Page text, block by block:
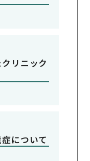
リニック
について